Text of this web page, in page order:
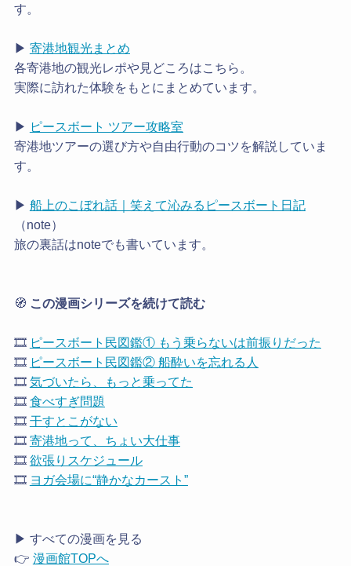
す。
▶ 寄港地観光まとめ
各寄港地の観光レポや見どころはこちら。
実際に訪れた体験をもとにまとめています。
▶ ピースボート ツアー攻略室
寄港地ツアーの選び方や自由行動のコツを解説していま
す。
▶ 船上のこぼれ話｜笑えて沁みるピースボート日記
（note）
旅の裏話はnoteでも書いています。
🧭 この漫画シリーズを続けて読む
🎞️ ピースボート民図鑑① もう乗らないは前振りだった
🎞️ ピースボート民図鑑② 船酔いを忘れる人
🎞️ 気づいたら、もっと乗ってた
🎞️ 食べすぎ問題
🎞️ 干すとこがない
🎞️ 寄港地って、ちょい大仕事
🎞️ 欲張りスケジュール
🎞️ ヨガ会場に“静かなカースト”
▶ すべての漫画を見る
👉 漫画館TOPへ